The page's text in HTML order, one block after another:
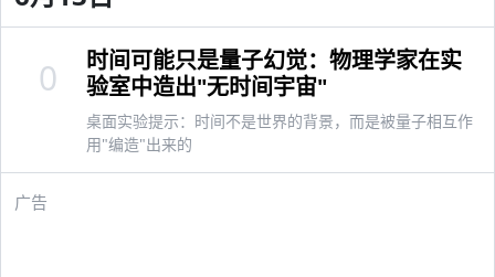
时间可能只是量子幻觉：物理学家在实
验室中造出"无时间宇宙"
桌面实验提示：时间不是世界的背景，而是被量子相互作
用"编造"出来的
0
广告